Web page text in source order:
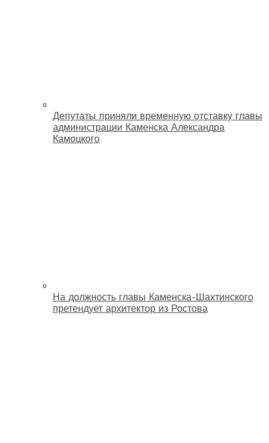
Депутаты приняли временную отставку главы
администрации Каменска Александра
Камоцкого
На должность главы Каменска-Шахтинского
претендует архитектор из Ростова